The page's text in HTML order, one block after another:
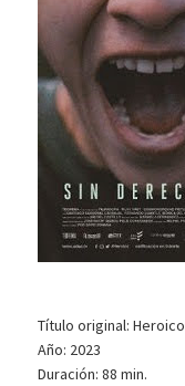
Título original: Heroico
Año: 2023
Duración: 88 min.